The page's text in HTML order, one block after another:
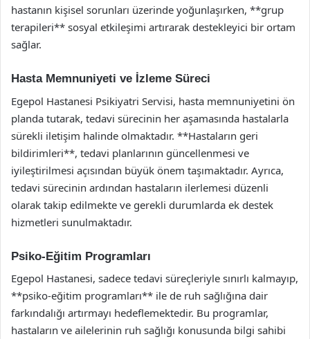
hastanın kişisel sorunları üzerinde yoğunlaşırken, **grup
terapileri** sosyal etkileşimi artırarak destekleyici bir ortam
sağlar.
Hasta Memnuniyeti ve İzleme Süreci
Egepol Hastanesi Psikiyatri Servisi, hasta memnuniyetini ön
planda tutarak, tedavi sürecinin her aşamasında hastalarla
sürekli iletişim halinde olmaktadır. **Hastaların geri
bildirimleri**, tedavi planlarının güncellenmesi ve
iyileştirilmesi açısından büyük önem taşımaktadır. Ayrıca,
tedavi sürecinin ardından hastaların ilerlemesi düzenli
olarak takip edilmekte ve gerekli durumlarda ek destek
hizmetleri sunulmaktadır.
Psiko-Eğitim Programları
Egepol Hastanesi, sadece tedavi süreçleriyle sınırlı kalmayıp,
**psiko-eğitim programları** ile de ruh sağlığına dair
farkındalığı artırmayı hedeflemektedir. Bu programlar,
hastaların ve ailelerinin ruh sağlığı konusunda bilgi sahibi